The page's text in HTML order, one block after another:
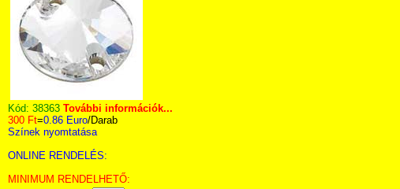
Kód: 38363 További információk...
300 Ft=0.86 Euro/Darab
Színek nyomtatása
ONLINE RENDELÉS:
MINIMUM RENDELHETŐ: